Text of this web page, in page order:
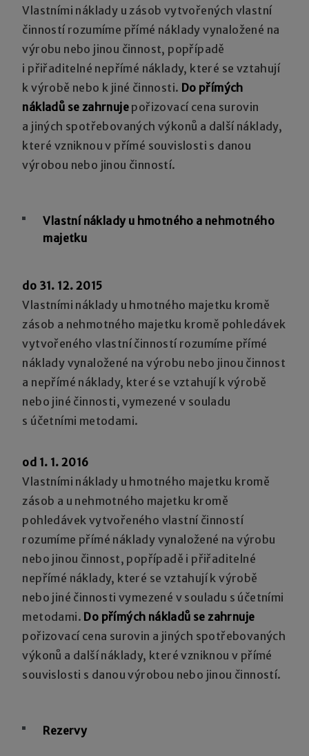
Vlastními náklady u zásob vytvořených vlastní
činností rozumíme přímé náklady vynaložené na
výrobu nebo jinou činnost, popřípadě
i přiřaditelné nepřímé náklady, které se vztahují
k výrobě nebo k jiné činnosti. Do přímých
nákladů se zahrnuje pořizovací cena surovin
a jiných spotřebovaných výkonů a další náklady,
které vzniknou v přímé souvislosti s danou
výrobou nebo jinou činností.
Vlastní náklady u hmotného a nehmotného
majetku
do 31. 12. 2015
Vlastními náklady u hmotného majetku kromě
zásob a nehmotného majetku kromě pohledávek
vytvořeného vlastní činností rozumíme přímé
náklady vynaložené na výrobu nebo jinou činnost
a nepřímé náklady, které se vztahují k výrobě
nebo jiné činnosti, vymezené v souladu
s účetními metodami.
od 1. 1. 2016
Vlastními náklady u hmotného majetku kromě
zásob a u nehmotného majetku kromě
pohledávek vytvořeného vlastní činností
rozumíme přímé náklady vynaložené na výrobu
nebo jinou činnost, popřípadě i přiřaditelné
nepřímé náklady, které se vztahují k výrobě
nebo jiné činnosti vymezené v souladu s účetními
metodami. Do přímých nákladů se zahrnuje
pořizovací cena surovin a jiných spotřebovaných
výkonů a další náklady, které vzniknou v přímé
souvislosti s danou výrobou nebo jinou činností.
Rezervy